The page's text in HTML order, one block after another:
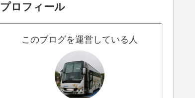
プロフィール
このブログを運営している人